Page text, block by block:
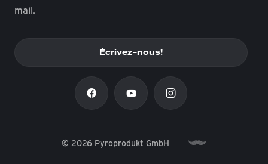
mail.
Écrivez-nous!
© 2026 Pyroprodukt GmbH